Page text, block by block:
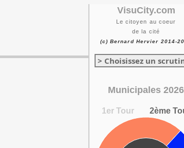
VisuCity.com
Le citoyen au coeur
de la cité
(c) Bernard Hervier 2014-
> Choisissez un
Municipales 2026
1er Tour 2ème